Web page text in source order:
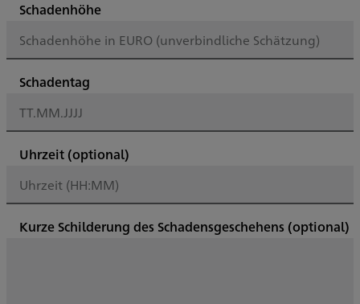
Schadenhöhe
Schadentag
Uhrzeit (optional)
Kurze Schilderung des Schadensgeschehens (optional)